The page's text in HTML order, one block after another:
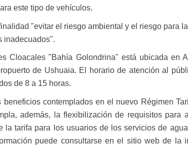
este tipo de vehículos.
"evitar el riesgo ambiental y el riesgo para
inadecuados".
Cloacales "Bahía Golondrina" está ubicada en
de Ushuaia. El horario de atención al
de 8 a 15 horas.
contemplados en el nuevo Régimen
además, la flexibilización de requisitos para
la tarifa para los usuarios de los servicios de
puede consultarse en el sitio web de la